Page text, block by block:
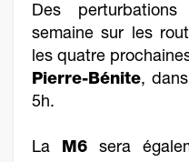
Des
semaine sur les
les quatre
Pierre-Bénite,
5h.
La M6 sera